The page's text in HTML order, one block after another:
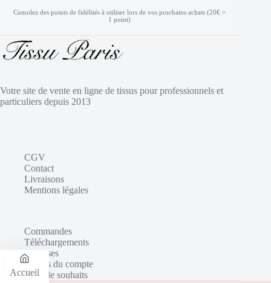
Cumulez des points de fidélités à utiliser lors de vos prochains achats (20€ =
1 point)
Votre site de vente en ligne de tissus pour professionnels et
particuliers depuis 2013
CGV
Contact
Livraisons
Mentions légales
Commandes
Téléchargements
Adresses
Détails du compte
Liste de souhaits
Accueil